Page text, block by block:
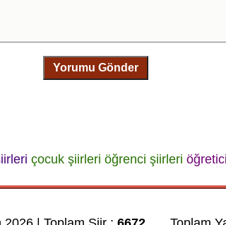
Yorumu Gönder
çocuk şiirleri öğrenci şiirleri